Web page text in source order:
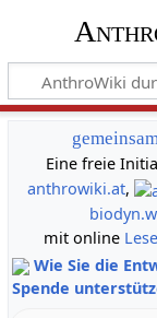
Eine freie
anthrowiki.at,
mit online
Wie Sie die
Spende